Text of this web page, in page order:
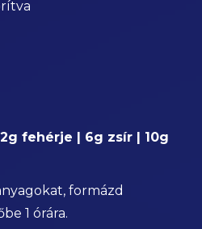
fehérje | 6g zsír | 10g
formázd
1 órára.